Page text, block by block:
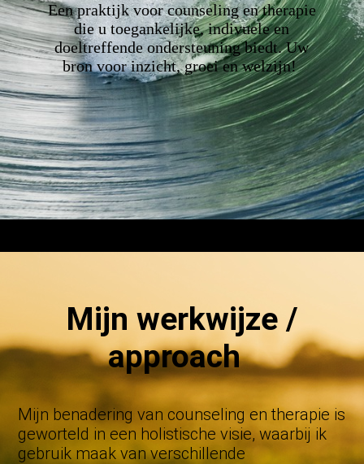
Een praktijk voor counseling en therapie
die u toegankelijke, indivuele en
doeltreffende ondersteuning biedt. Uw
bron voor inzicht, groei en welzijn!
Mijn werkwijze /
approach
Mijn benadering van counseling en therapie is
geworteld in een holistische visie, waarbij ik
gebruik maak van verschillende